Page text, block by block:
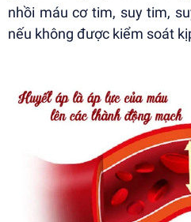
nhồi máu cơ tim, suy tim,
nếu không được kiểm soát